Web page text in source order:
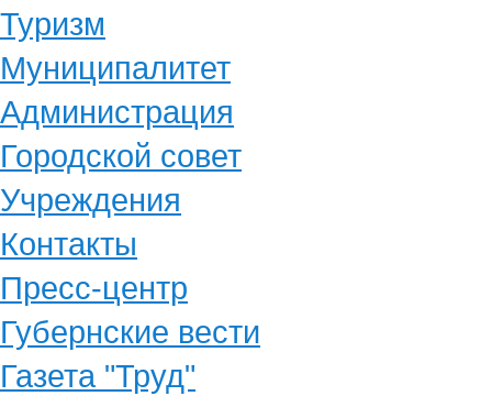
Туризм
Муниципалитет
Администрация
Городской совет
Учреждения
Контакты
Пресс-центр
Губернские вести
Газета "Труд"